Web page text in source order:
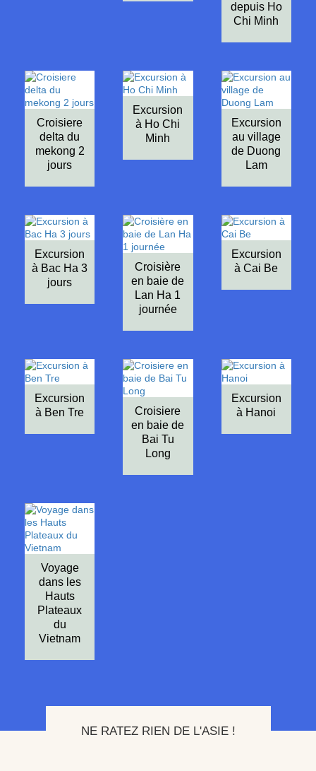
depuis Ho
Chi Minh
Croisiere
delta du
mekong 2
jours
Excursion
à Ho Chi
Minh
Excursion
au village
de Duong
Lam
Excursion
à Bac Ha 3
jours
Croisière
en baie de
Lan Ha 1
journée
Excursion
à Cai Be
Excursion
à Ben Tre
Croisiere
en baie de
Bai Tu
Long
Excursion
à Hanoi
Voyage
dans les
Hauts
Plateaux
du
Vietnam
NE RATEZ RIEN DE L'ASIE !